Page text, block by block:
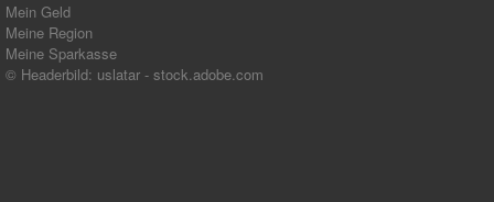
Mein Geld
Meine Region
Meine Sparkasse
© Headerbild: uslatar - stock.adobe.com